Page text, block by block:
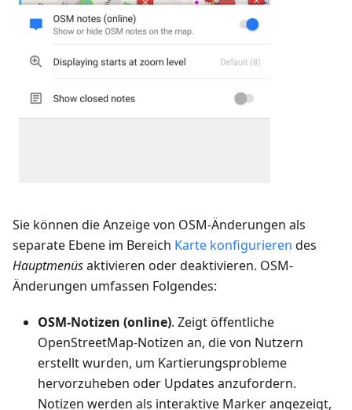
Sie können die Anzeige von OSM-Änderungen als
separate Ebene im Bereich Karte konfigurieren des
Hauptmenüsaktivieren oder deaktivieren. OSM-
Änderungen umfassen Folgendes:
OSM-Notizen (online). Zeigt öffentliche
OpenStreetMap-Notizen an, die von Nutzern
erstellt wurden, um Kartierungsprobleme
hervorzuheben oder Updates anzufordern.
Notizen werden als interaktive Marker angezeigt,